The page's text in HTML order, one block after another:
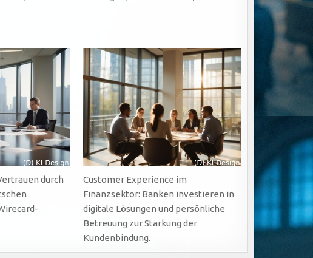
durch
Customer Experience im
Finanzsektor: Banken investieren in
digitale Lösungen und persönliche
Betreuung zur Stärkung der
Kundenbindung.